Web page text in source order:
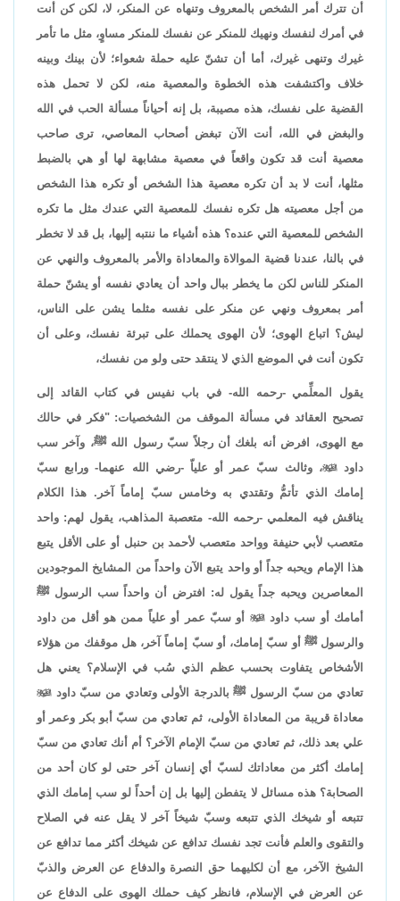
أن تترك أمر الشخص بالمعروف وتنهاه عن المنكر، لا، لكن كن أنت
في أمرك لنفسك ونهيك للمنكر عن نفسك للمنكر مساوٍ، مثل ما تأمر
غيرك وتنهى غيرك، أما أن تشنّ عليه حملة شعواء؛ لأن بينك وبينه
خلاف واكتشفت هذه الخطوة والمعصية منه، لكن لا تحمل هذه
القضية على نفسك، هذه مصيبة، بل إنه أحياناً مسألة الحب في الله
والبغض في الله، أنت الآن تبغض أصحاب المعاصي، ترى صاحب
معصية أنت قد تكون واقعاً في معصية مشابهة لها أو هي بالضبط
مثلها، أنت لا بد أن تكره معصية هذا الشخص أو تكره هذا الشخص
من أجل معصيته هل تكره نفسك للمعصية التي عندك مثل ما تكره
الشخص للمعصية التي عنده؟ هذه أشياء ما ننتبه إليها، بل قد لا تخطر
في بالنا، عندنا قضية الموالاة والمعاداة والأمر بالمعروف والنهي عن
المنكر للناس لكن ما يخطر ببال واحد أن يعادي نفسه أو يشنّ حملة
أمر بمعروف ونهي عن منكر على نفسه مثلما يشن على الناس،
ليش؟ اتباع الهوى؛ لأن الهوى يحملك على تبرئة نفسك، وعلى أن
تكون أنت في الموضع الذي لا ينتقد حتى ولو من نفسك،
يقول المعلِّمي -رحمه الله- في باب نفيس في كتاب القائد إلى
تصحيح العقائد في مسألة الموقف من الشخصيات: "فكر في حالك
مع الهوى، افرض أنه بلغك أن رجلاً سبّ رسول الله ﷺ، وآخر سب
داود، وثالث سبّ عمر أو علياّ -رضي الله عنهما- ورابع سبّ
إمامك الذي تأتمُّ وتقتدي به وخامس سبّ إماماً آخر. هذا الكلام
يناقش فيه المعلمي -رحمه الله- متعصبة المذاهب، يقول لهم: واحد
متعصب لأبي حنيفة وواحد متعصب لأحمد بن حنبل أو على الأقل يتبع
هذا الإمام ويحبه جداً أو واحد يتبع الآن واحداً من المشايخ الموجودين
المعاصرين ويحبه جداً يقول له: افترض أن واحداً سب الرسول ﷺ
أمامك أو سب داود أو سبّ عمر أو علياً ممن هو أقل من داود
والرسول ﷺ أو سبّ إمامك، أو سبّ إماماً آخر، هل موقفك من هؤلاء
الأشخاص يتفاوت بحسب عظم الذي سُب في الإسلام؟ يعني هل
تعادي من سبّ الرسول ﷺ بالدرجة الأولى وتعادي من سبّ داود 
معاداة قريبة من المعاداة الأولى، ثم تعادي من سبّ أبو بكر وعمر أو
علي بعد ذلك، ثم تعادي من سبّ الإمام الآخر؟ أم أنك تعادي من سبّ
إمامك أكثر من معاداتك لسبّ أي إنسان آخر حتى لو كان أحد من
الصحابة؟ هذه مسائل لا يتفطن إليها بل إن أحداً لو سب إمامك الذي
تتبعه أو شيخك الذي تتبعه وسبّ شيخاً آخر لا يقل عنه في الصلاح
والتقوى والعلم فأنت تجد نفسك تدافع عن شيخك أكثر مما تدافع عن
الشيخ الآخر، مع أن لكليهما حق النصرة والدفاع عن العرض والذبّ
عن العرض في الإسلام، فانظر كيف حملك الهوى على الدفاع عن